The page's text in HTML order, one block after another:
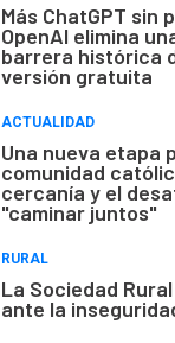
Más ChatGPT sin
OpenAI elimina
barrera histórica
versión gratuita
ACTUALIDAD
Una nueva etapa
comunidad
cercanía y el
"caminar juntos"
RURAL
La Sociedad
ante la